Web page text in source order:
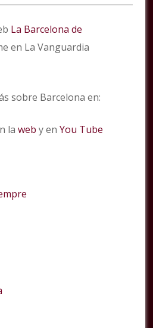
La Barcelona de
en La Vanguardia
sobre Barcelona en:
laweb y enYou Tube